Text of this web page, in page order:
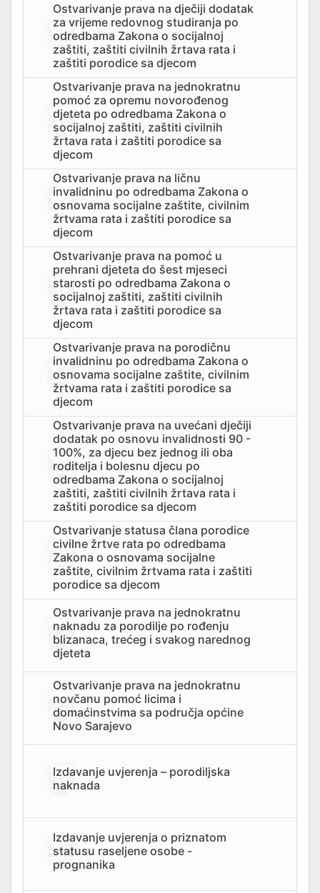
Ostvarivanje prava na dječiji dodatak
za vrijeme redovnog studiranja po
odredbama Zakona o socijalnoj
zaštiti, zaštiti civilnih žrtava rata i
zaštiti porodice sa djecom
Ostvarivanje prava na jednokratnu
pomoć za opremu novorođenog
djeteta po odredbama Zakona o
socijalnoj zaštiti, zaštiti civilnih
žrtava rata i zaštiti porodice sa
djecom
Ostvarivanje prava na ličnu
invalidninu po odredbama Zakona o
osnovama socijalne zaštite, civilnim
žrtvama rata i zaštiti porodice sa
djecom
Ostvarivanje prava na pomoć u
prehrani djeteta do šest mjeseci
starosti po odredbama Zakona o
socijalnoj zaštiti, zaštiti civilnih
žrtava rata i zaštiti porodice sa
djecom
Ostvarivanje prava na porodičnu
invalidninu po odredbama Zakona o
osnovama socijalne zaštite, civilnim
žrtvama rata i zaštiti porodice sa
djecom
Ostvarivanje prava na uvećani dječiji
dodatak po osnovu invalidnosti 90 -
100%, za djecu bez jednog ili oba
roditelja i bolesnu djecu po
odredbama Zakona o socijalnoj
zaštiti, zaštiti civilnih žrtava rata i
zaštiti porodice sa djecom
Ostvarivanje statusa člana porodice
civilne žrtve rata po odredbama
Zakona o osnovama socijalne
zaštite, civilnim žrtvama rata i zaštiti
porodice sa djecom
Ostvarivanje prava na jednokratnu
naknadu za porodilje po rođenju
blizanaca, trećeg i svakog narednog
djeteta
Ostvarivanje prava na jednokratnu
novčanu pomoć licima i
domaćinstvima sa područja općine
Novo Sarajevo
Izdavanje uvjerenja – porodiljska
naknada
Izdavanje uvjerenja o priznatom
statusu raseljene osobe -
prognanika